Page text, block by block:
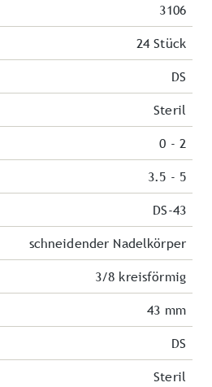
3106
24 Stück
DS
Steril
0 - 2
3.5 - 5
DS-43
schneidender Nadelkörper
3/8 kreisförmig
43 mm
DS
Steril